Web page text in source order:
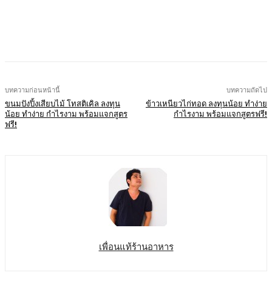
บทความก่อนหน้านี้
ขนมปังปิ้งเสียบไม้ โทสติเคิล ลงทุน
น้อย ทำง่าย กำไรงาม พร้อมแจกสูตร
ฟรี!
บทความถัดไป
ข้าวเหนียวไก่ทอด ลงทุนน้อย ทำง่าย
กำไรงาม พร้อมแจกสูตรฟรี!
เพื่อนแท้ร้านอาหาร